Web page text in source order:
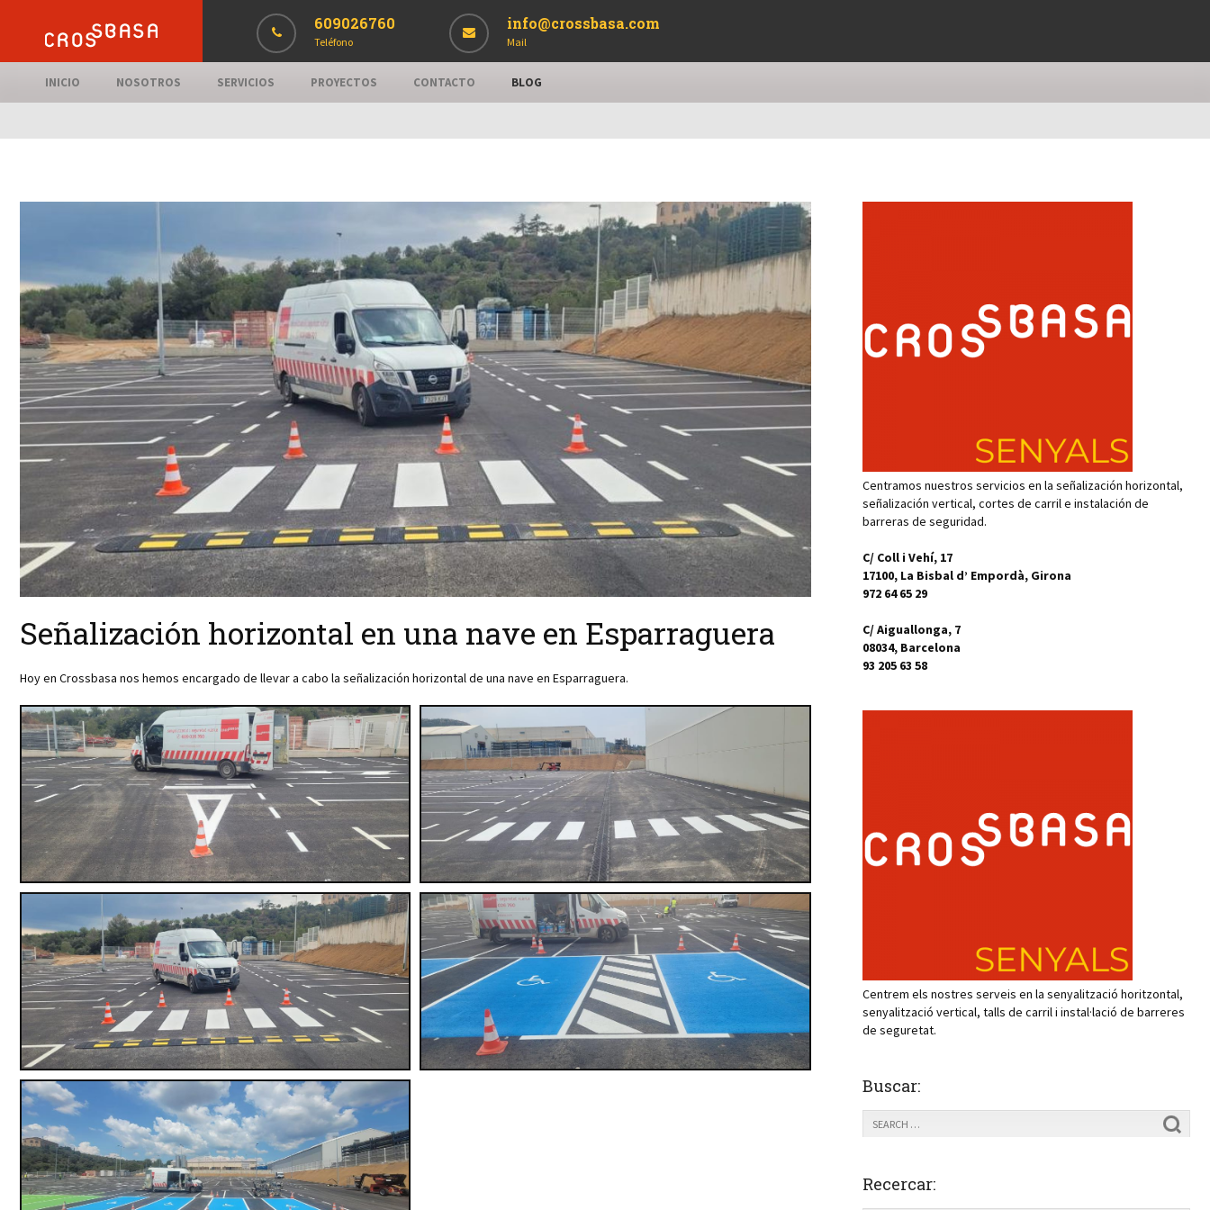
609026760
Teléfono
info@crossbasa.com
Mail
INICIO NOSOTROS SERVICIOS PROYECTOS CONTACTO BLOG
Señalización horizontal en una nave en Esparraguera
Hoy en Crossbasa nos hemos encargado de llevar a cabo la señalización horizontal de una nave en Esparraguera.
Centramos nuestros servicios en la señalización horizontal,
señalización vertical, cortes de carril e instalación de
barreras de seguridad.
C/ Coll i Vehí, 17
17100, La Bisbal d’ Empordà, Girona
972 64 65 29
C/ Aiguallonga, 7
08034, Barcelona
93 205 63 58
Centrem els nostres serveis en la senyalització horitzontal,
senyalització vertical, talls de carril i instal·lació de barreres
de seguretat.
Buscar:
Recercar: